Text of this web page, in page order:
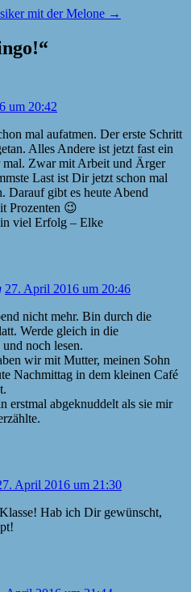
mit der Melone →
“
um 20:42
mal aufatmen. Der erste Schritt
Alles Andere ist jetzt fast ein
Zwar mit Arbeit und Ärger
Last ist Dir jetzt schon mal
Darauf gibt es heute Abend
Prozenten 😉
viel Erfolg – Elke
27. April 2016 um 20:46
nicht mehr. Bin durch die
Werde gleich in die
noch lesen.
wir mit Mutter, meinen Sohn
Nachmittag in dem kleinen Café
erstmal abgeknuddelt als sie mir
April 2016 um 21:30
Hab ich Dir gewünscht,